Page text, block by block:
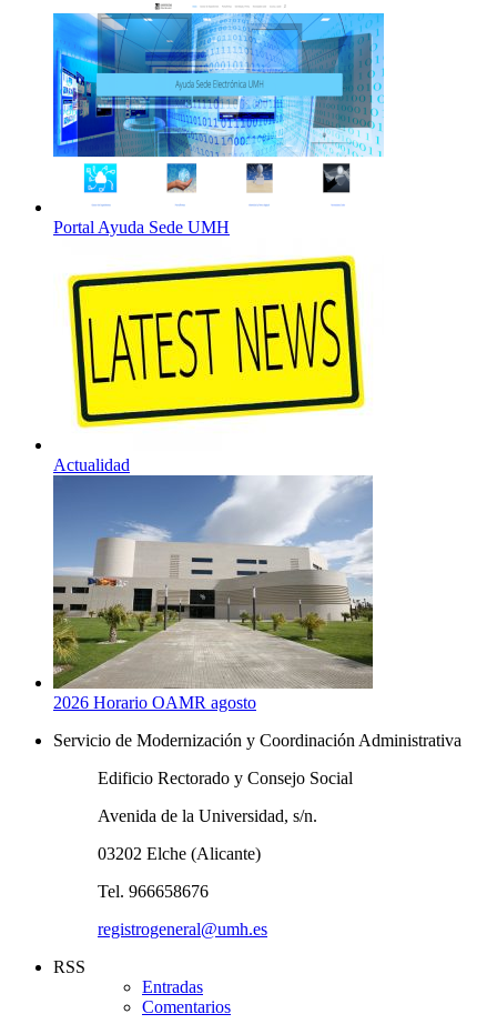
Portal Ayuda Sede UMH
Actualidad
2026 Horario OAMR agosto
Servicio de Modernización y Coordinación Administrativa
Edificio Rectorado y Consejo Social
Avenida de la Universidad, s/n.
03202 Elche (Alicante)
Tel. 966658676
registrogeneral@umh.es
RSS
Entradas
Comentarios